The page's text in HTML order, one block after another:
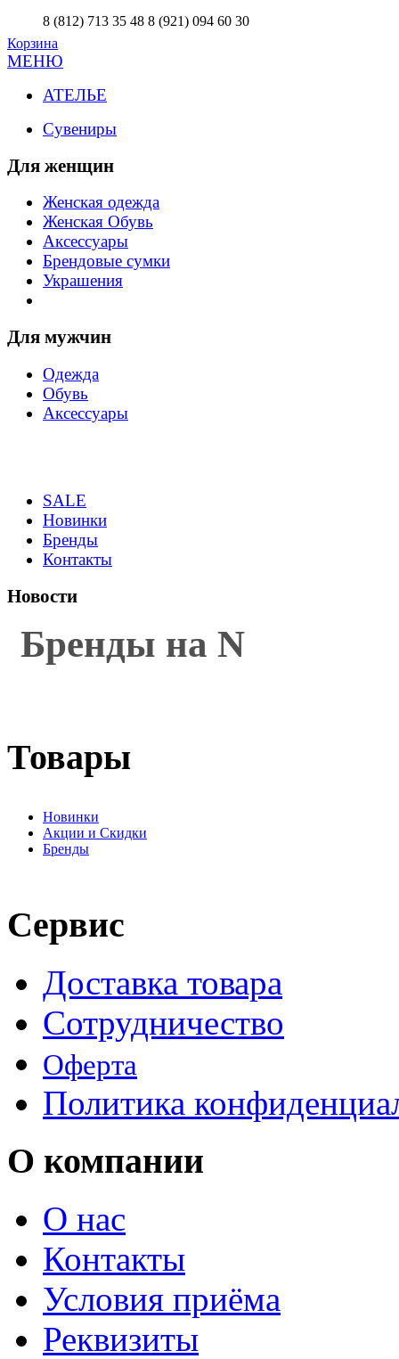
8 (812) 713 35 48 8 (921) 094 60 30
Корзина
МЕНЮ
АТЕЛЬЕ
Сувениры
Для женщин
Женская одежда
Женская Обувь
Аксессуары
Брендовые сумки
Украшения
Для мужчин
Одежда
Обувь
Аксессуары
SALE
Новинки
Бренды
Контакты
Новости
Бренды на N
Товары
Новинки
Акции и Скидки
Бренды
Сервис
Доставка товара
Сотрудничество
Оферта
Политика
О компании
О нас
Контакты
Условия приёма
Реквизиты